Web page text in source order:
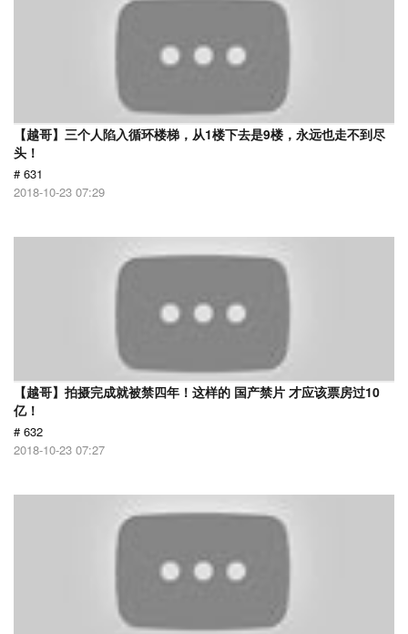
【越哥】三个人陷入循环楼梯，从1楼下去是9楼，永远也走不到尽
头！
# 631
2018-10-23 07:29
【越哥】拍摄完成就被禁四年！这样的 国产禁片 才应该票房过10
亿！
# 632
2018-10-23 07:27